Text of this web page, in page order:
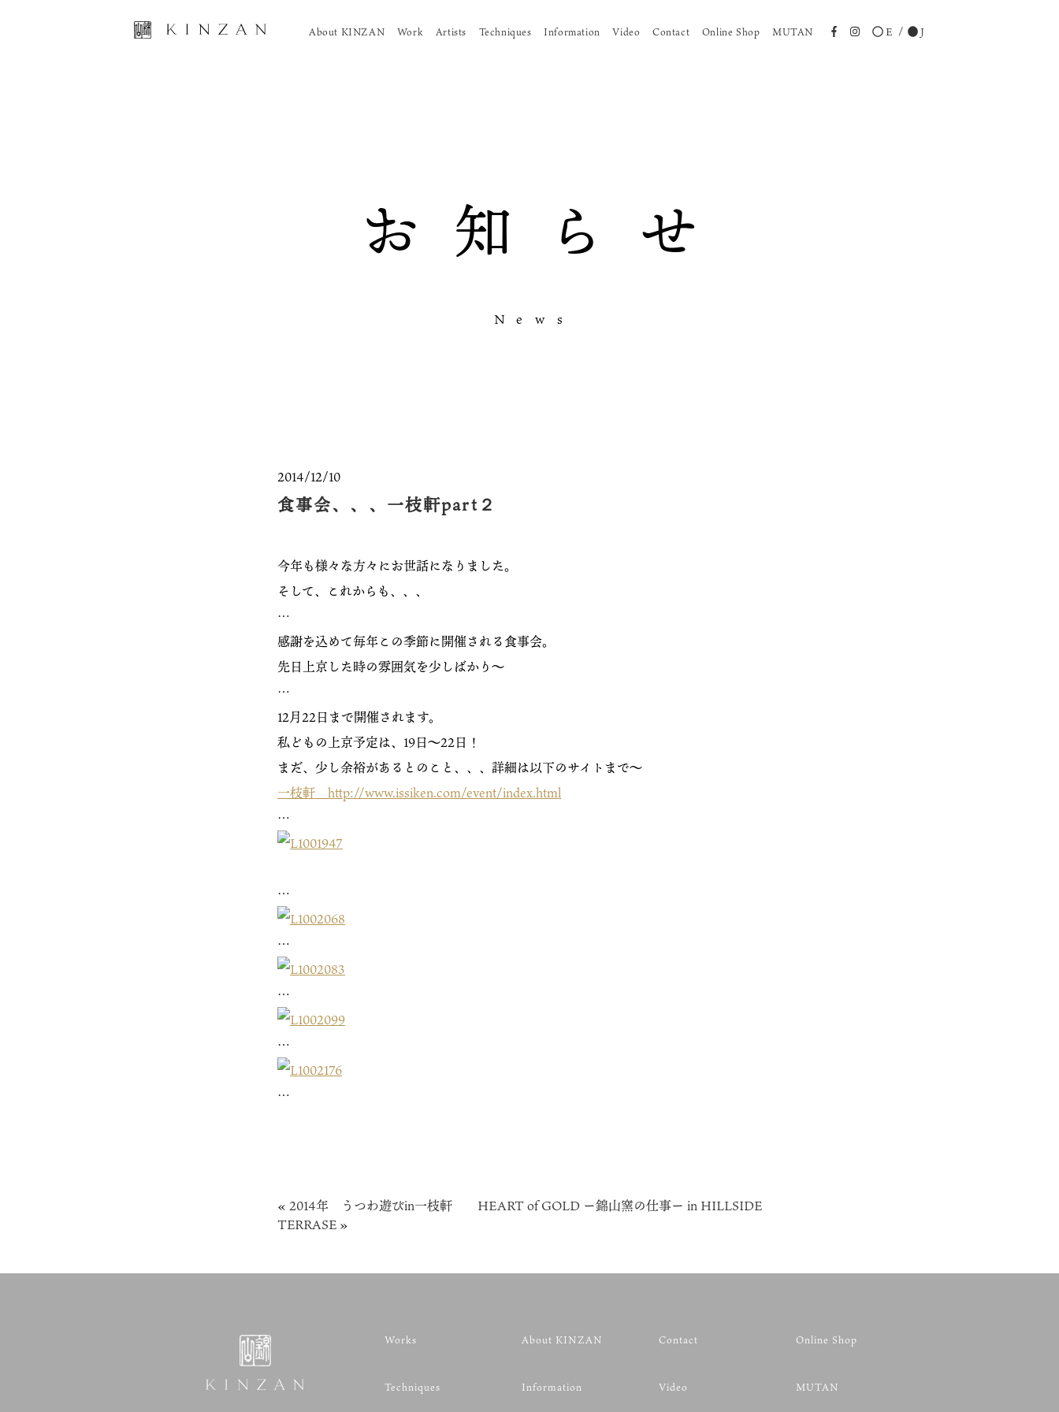
About KINZAN Work Artists Techniques Information Video Contact Online Shop MUTAN E J
お 知 ら せ
N e w s
2014/12/10
食事会、、、一枝軒part２
今年も様々な方々にお世話になりました。
そして、これからも、、、
…
感謝を込めて毎年この季節に開催される食事会。
先日上京した時の雰囲気を少しばかり〜
…
12月22日まで開催されます。
私どもの上京予定は、19日〜22日！
まだ、少し余裕があるとのこと、、、詳細は以下のサイトまで〜
一枝軒 http://www.issiken.com/event/index.html
…
…
…
…
…
…
« 2014年 うつわ遊びin一枝軒
HEART of GOLD ー錦山窯の仕事ー in HILLSIDE
TERRASE »
Works About KINZAN Contact Online Shop
Techniques Information Video MUTAN